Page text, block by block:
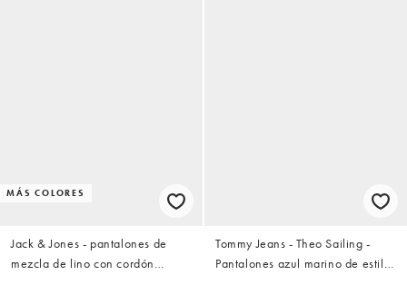
MÁS COLORES
Jack & Jones - pantalones de
mezcla de lino con cordón
Tommy Jeans - Theo Sailing -
Pantalones azul marino de estilo